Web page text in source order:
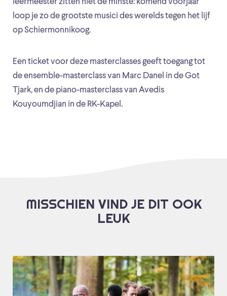
leermeester zitten niet de minste: komend voorjaar
loop je zo de grootste musici des werelds tegen het lijf
op Schiermonnikoog.
Een ticket voor deze masterclasses geeft toegang tot
de ensemble-masterclass van Marc Danel in de Got
Tjark, en de piano-masterclass van Avedis
Kouyoumdjian in de RK-Kapel.
MISSCHIEN VIND JE DIT OOK
LEUK